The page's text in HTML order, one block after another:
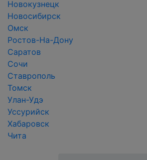
Новокузнецк
Новосибирск
Омск
Ростов-На-Дону
Саратов
Сочи
Ставрополь
Томск
Улан-Удэ
Уссурийск
Хабаровск
Чита